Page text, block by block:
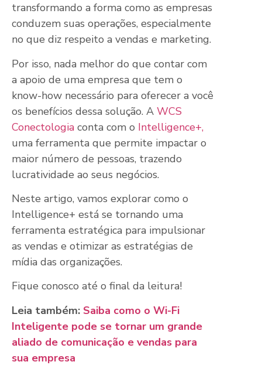
transformando a forma como as empresas
conduzem suas operações, especialmente
no que diz respeito a vendas e marketing.
Por isso, nada melhor do que contar com
a apoio de uma empresa que tem o
know-how necessário para oferecer a você
os benefícios dessa solução. A WCS
Conectologia conta com o Intelligence+,
uma ferramenta que permite impactar o
maior número de pessoas, trazendo
lucratividade ao seus negócios.
Neste artigo, vamos explorar como o
Intelligence+ está se tornando uma
ferramenta estratégica para impulsionar
as vendas e otimizar as estratégias de
mídia das organizações.
Fique conosco até o final da leitura!
Leia também: Saiba como o Wi-Fi
Inteligente pode se tornar um grande
aliado de comunicação e vendas para
sua empresa